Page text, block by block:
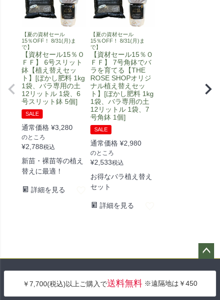
【夏の資材セール
15％OFF！ 8/31(月)ま
で】
【資材セール15％Ｏ
ＦＦ】 6号スリット
鉢【植え替えセッ
ト】[ぼかし肥料 1kg
1袋、バラ専用の土
12リットル 1袋、6
号スリット鉢 5個]
SALE
通常価格 ¥3,280
のところ
¥2,788税込
新苗・裸苗等の植え
替えに最適！
詳細を見る
【夏の資材セール
15％OFF！ 8/31(月)ま
で】
【資材セール15％Ｏ
ＦＦ】 7号角鉢でバ
ラを育てる【THE
ROSE SHOPオリジ
ナル植え替えセッ
ト】[ぼかし肥料 1kg
1袋、バラ専用の土
12リットル 1袋、7
号角鉢 1個]
SALE
通常価格 ¥2,980
のところ
¥2,533税込
お得なバラ植え替え
セット
詳細を見る
へ
￥7,700(税込)以上ご購入で送料無料 ※遠隔地は￥450